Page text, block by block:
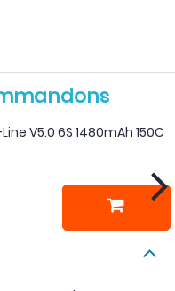
V5.0 6S 1480mAh 150C